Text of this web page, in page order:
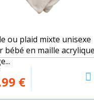
ou plaid mixte unisexe
bébé en maille acrylique
€